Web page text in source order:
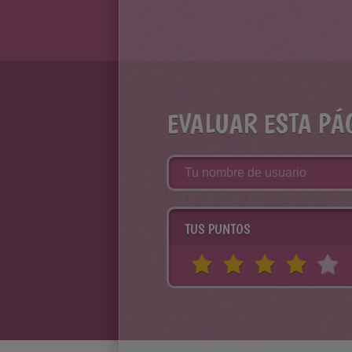
EVALUAR ESTA
TUS PUNTOS